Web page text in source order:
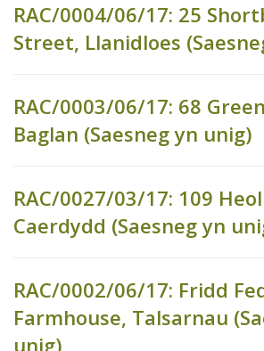
RAC/0004/06/17: 25
Street, Llanidloes
RAC/0003/06/17: 68
Baglan (Saesneg yn unig)
RAC/0027/03/17: 109
Caerdydd (Saesneg yn
RAC/0002/06/17: Fridd
Farmhouse, Talsarnau
unig)